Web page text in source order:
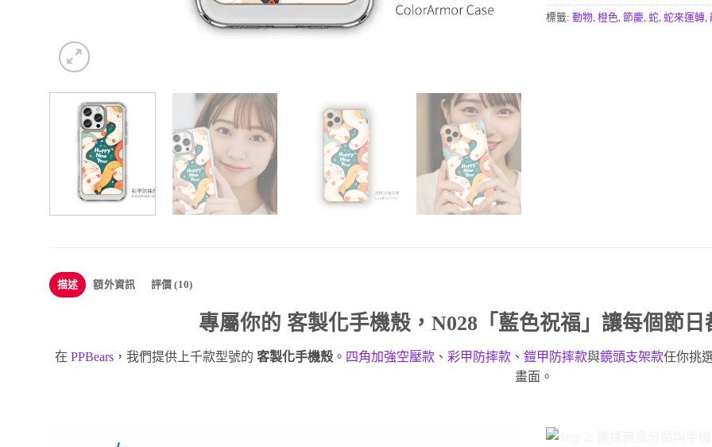
標籤: 動物, 橙色, 節慶, 蛇, 蛇來運轉,
描述 額外資訊 評價 (10)
專屬你的 客製化手機殼，N028「藍色祝福」讓每個節
在 PPBears ，我們提供上千款型號的 客製化手機殼 。 四角加強空壓款 、 彩甲防摔款 、 鎧甲防摔款與鏡頭支架款任你挑
畫面。